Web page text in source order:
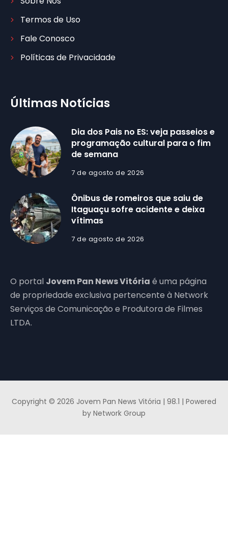
Termos de Uso
Fale Conosco
Políticas de Privacidade
Últimas Notícias
Dia dos Pais no ES: veja passeios e
programação cultural para o fim
de semana
7 de agosto de 2026
Ônibus de romeiros que saiu de
Itaguaçu sofre acidente e deixa
vítimas
7 de agosto de 2026
O portal Jovem Pan News Vitória é uma página
de propriedade exclusiva pertencente à Network
Serviços de Comunicação e Produtora de Filmes
LTDA.
Copyright © 2026 Jovem Pan News Vitória | 98.1 | Powered
by Network Group